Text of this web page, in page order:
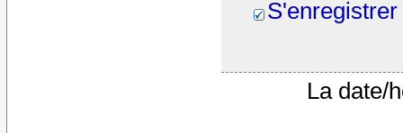
S'enregistrer
La date/